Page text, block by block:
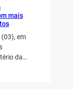
mais
em
da…